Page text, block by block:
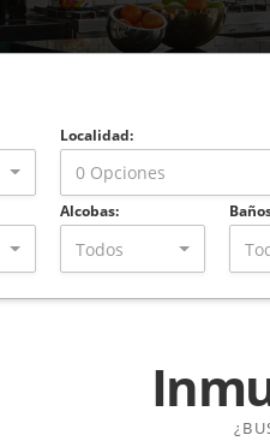
Localidad:
0 Opciones
Alcobas:
Todos